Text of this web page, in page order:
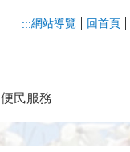
:::網站導覽 回首頁
便民服務